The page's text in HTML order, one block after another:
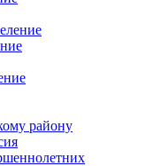
району